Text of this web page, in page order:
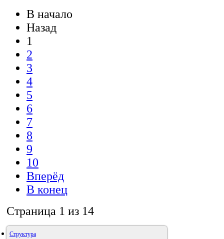
В начало
Назад
1
2
3
4
5
6
7
8
9
10
Вперёд
В конец
Страница 1 из 14
Структура